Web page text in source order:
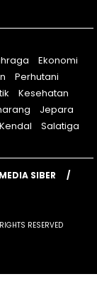
Ekonomi
Perhutani
Kesehatan
Jepara
Kendal
Salatiga
SIBER
RESERVED